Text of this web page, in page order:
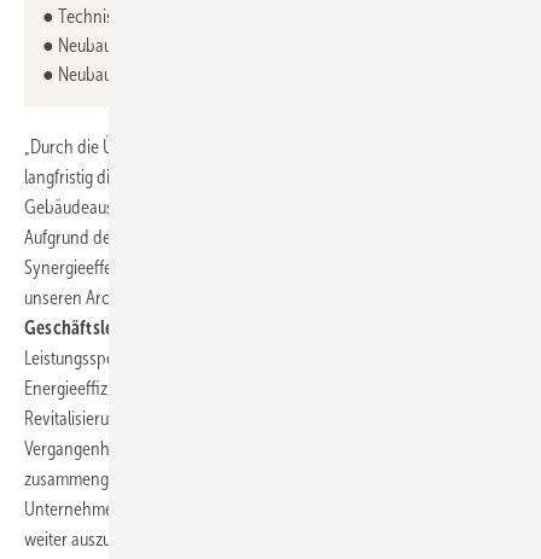
● Technisches Rathaus in Kassel
● Neubau und Sanierung Radsportzentrum in Köln
● Neubau MSC Headquarter Germany in Hamburg
„Durch die Übernahme der enco energie consulting erweitern wir
langfristig die Kapazitäten der Planungsleistungen der Technischen
Gebäudeausrüstung und bauen unsere Präsenz in Nordhessen aus.
Aufgrund der Nähe zum Standort in Hannover, lassen sich
Synergieeffekte bei Generalplanungsprojekten in Zusammenarbeit mit
unseren Architekten nutzen“, so
Geschäftsleitung.
Leistungsspektrum – insbesondere durch den starken Fokus auf
Energieeffizienz und Nachhaltigkeit, der gerade bei
Revitalisierungsprojekten eine wichtige Rolle spielt. Dass wir in der
Vergangenheit bereits bei mehreren Projekten erfolgreich
zusammengearbeitet haben, zeigt die inhaltliche Nähe beider
Unternehmen und bietet jetzt Grundlage, um diese Partnerschaft
weiter auszubauen.“